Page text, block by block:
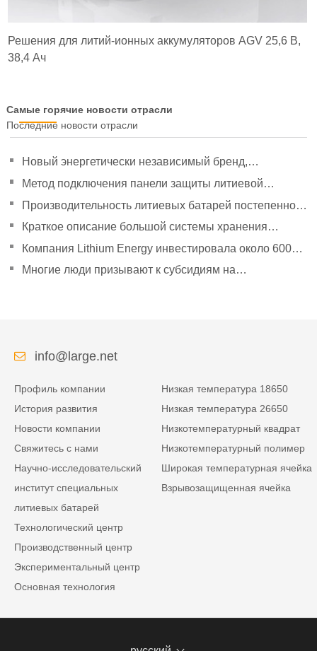
Решения для литий-ионных аккумуляторов AGV 25,6 В,
38,4 Ач
Самые горячие новости отрасли
Последние новости отрасли
Новый энергетически независимый бренд,
направленный на политическое руководство, чтобы
удвоить свое давление
Метод подключения панели защиты литиевой
батареи
Производительность литиевых батарей постепенно
улучшилась.
Краткое описание большой системы хранения
энергии Tesla Powerpack
Компания Lithium Energy инвестировала около 600
миллионов юаней в создание дочерних компаний.
Многие люди призывают к субсидиям на
info@large.net
Профиль компании
История развития
Новости компании
Свяжитесь с нами
Научно-исследовательский
институт специальных
литиевых батарей
Технологический центр
Производственный центр
Экспериментальный центр
Основная технология
Низкая температура 18650
Низкая температура 26650
Низкотемпературный квадрат
Низкотемпературный полимер
Широкая температурная ячейка
Взрывозащищенная ячейка